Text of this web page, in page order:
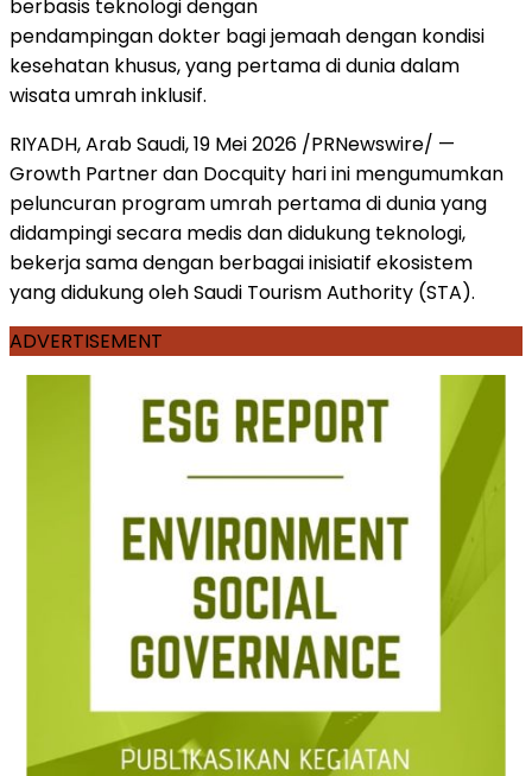
berbasis teknologi dengan
pendampingan dokter bagi jemaah dengan kondisi
kesehatan khusus, yang pertama di dunia dalam
wisata umrah inklusif.
RIYADH, Arab Saudi, 19 Mei 2026 /PRNewswire/ —
Growth Partner dan Docquity hari ini mengumumkan
peluncuran program umrah pertama di dunia yang
didampingi secara medis dan didukung teknologi,
bekerja sama dengan berbagai inisiatif ekosistem
yang didukung oleh Saudi Tourism Authority (STA).
ADVERTISEMENT